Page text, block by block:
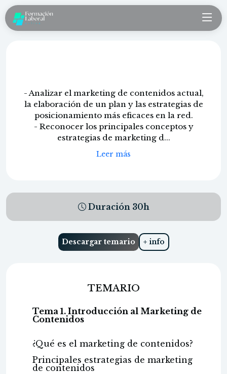
- Analizar el marketing de contenidos actual,
la elaboración de un plan y las estrategias de
posicionamiento más eficaces en la red.
- Reconocer los principales conceptos y
estrategias de marketing d...
Leer más
Duración 30h
Descargar temario + info
TEMARIO
Tema 1. Introducción al Marketing de
Contenidos
¿Qué es el marketing de contenidos?
Principales estrategias de marketing
de contenidos